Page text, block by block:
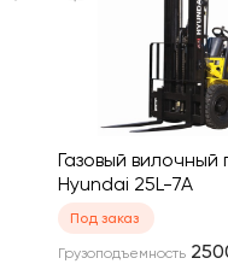
Газовый вилочный
Hyundai 25L-7A
Под заказ
Грузоподъемность